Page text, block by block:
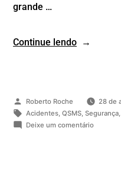
grande …
Continue lendo
Roberto Roche 28 de
Acidentes, QSMS, Segurança,
Deixe um comentário